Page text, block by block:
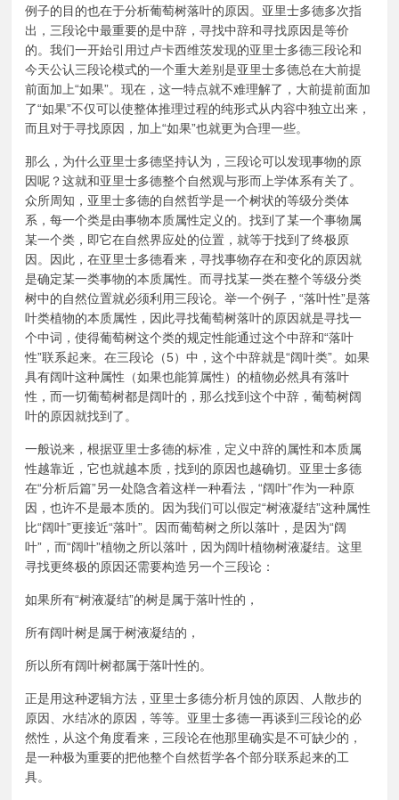
例子的目的也在于分析葡萄树落叶的原因。亚里士多德多次指
出，三段论中最重要的是中辞，寻找中辞和寻找原因是等价
的。我们一开始引用过卢卡西维茨发现的亚里士多德三段论和
今天公认三段论模式的一个重大差别是亚里士多德总在大前提
前面加上“如果”。现在，这一特点就不难理解了，大前提前面加
了“如果”不仅可以使整体推理过程的纯形式从内容中独立出来，
而且对于寻找原因，加上“如果”也就更为合理一些。
那么，为什么亚里士多德坚持认为，三段论可以发现事物的原
因呢？这就和亚里士多德整个自然观与形而上学体系有关了。
众所周知，亚里士多德的自然哲学是一个树状的等级分类体
系，每一个类是由事物本质属性定义的。找到了某一个事物属
某一个类，即它在自然界应处的位置，就等于找到了终极原
因。因此，在亚里士多德看来，寻找事物存在和变化的原因就
是确定某一类事物的本质属性。而寻找某一类在整个等级分类
树中的自然位置就必须利用三段论。举一个例子，“落叶性”是落
叶类植物的本质属性，因此寻找葡萄树落叶的原因就是寻找一
个中词，使得葡萄树这个类的规定性能通过这个中辞和“落叶
性”联系起来。在三段论（5）中，这个中辞就是“阔叶类”。如果
具有阔叶这种属性（如果也能算属性）的植物必然具有落叶
性，而一切葡萄树都是阔叶的，那么找到这个中辞，葡萄树阔
叶的原因就找到了。
一般说来，根据亚里士多德的标准，定义中辞的属性和本质属
性越靠近，它也就越本质，找到的原因也越确切。亚里士多德
在“分析后篇”另一处隐含着这样一种看法，“阔叶”作为一种原
因，也许不是最本质的。因为我们可以假定“树液凝结”这种属性
比“阔叶”更接近“落叶”。因而葡萄树之所以落叶，是因为“阔
叶”，而“阔叶”植物之所以落叶，因为阔叶植物树液凝结。这里
寻找更终极的原因还需要构造另一个三段论：
如果所有“树液凝结”的树是属于落叶性的，
所有阔叶树是属于树液凝结的，
所以所有阔叶树都属于落叶性的。
正是用这种逻辑方法，亚里士多德分析月蚀的原因、人散步的
原因、水结冰的原因，等等。亚里士多德一再谈到三段论的必
然性，从这个角度看来，三段论在他那里确实是不可缺少的，
是一种极为重要的把他整个自然哲学各个部分联系起来的工
具。